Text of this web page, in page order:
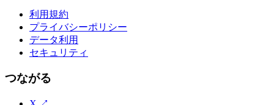
利用規約
プライバシーポリシー
データ利用
セキュリティ
つながる